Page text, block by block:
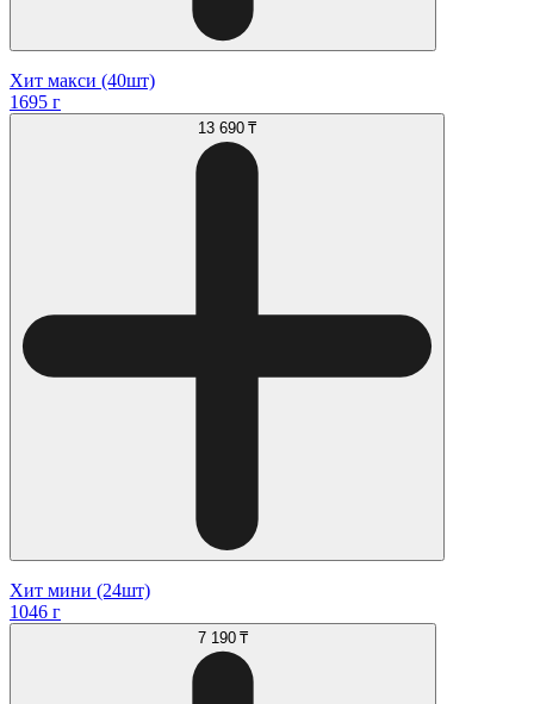
Хит макси (40шт)
1695 г
13 690 ₸
Хит мини (24шт)
1046 г
7 190 ₸